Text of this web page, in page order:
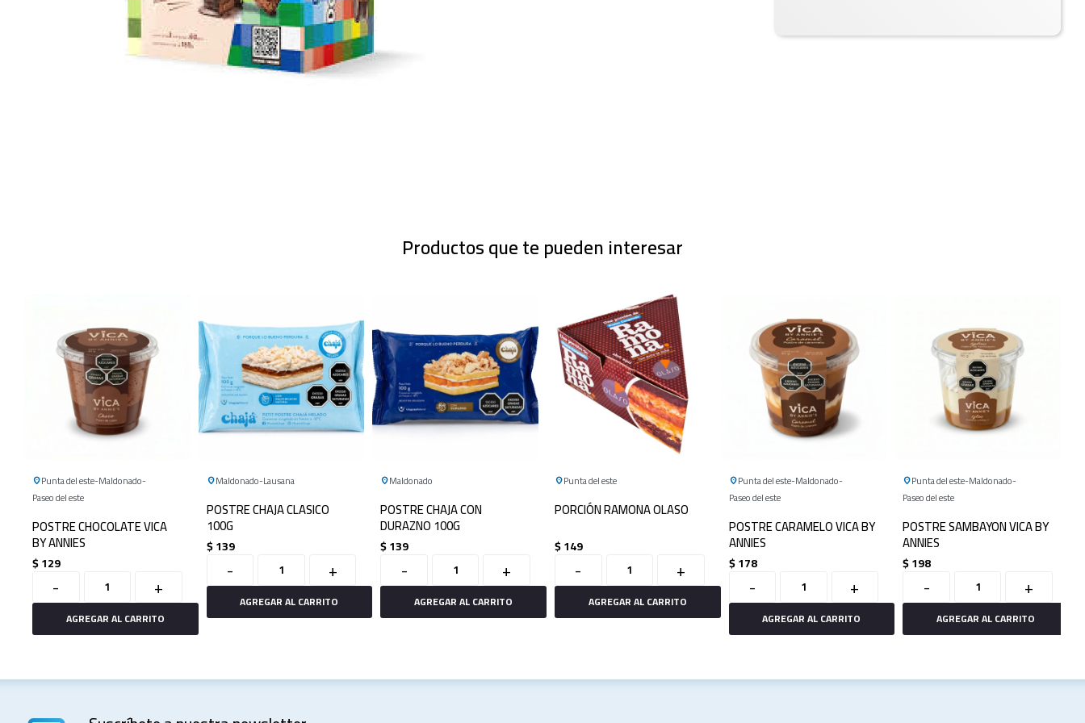
Productos que te pueden interesar
Punta del este Maldonado
Paseo del este
POSTRE CHOCOLATE VICA
BY ANNIES
$129
- +
Maldonado Lausana
POSTRE CHAJA CLASICO
100G
$139
- +
Maldonado
POSTRE CHAJA CON
DURAZNO 100G
$139
- +
Punta del este
PORCIÓN RAMONA OLASO
$149
- +
Punta del este Maldonado
Paseo del este
POSTRE CARAMELO VICA BY
ANNIES
$178
- +
Punta del este Maldonado
Paseo del este
POSTRE SAMBAYON VICA BY
ANNIES
$198
- +